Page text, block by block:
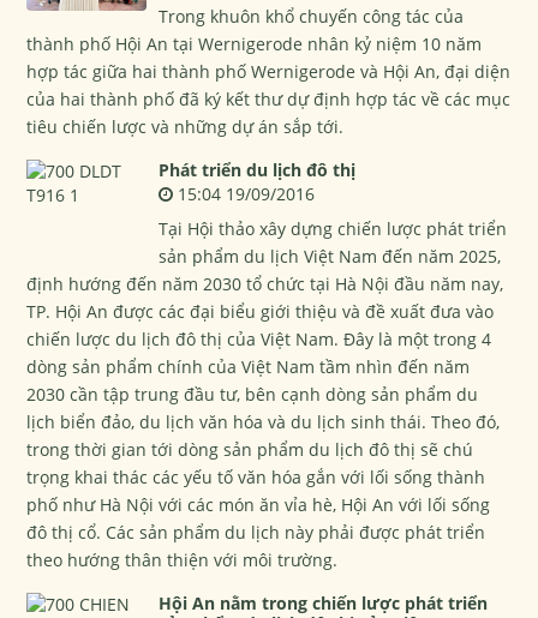
Trong khuôn khổ chuyến công tác của
thành phố Hội An tại Wernigerode nhân kỷ niệm 10 năm
hợp tác giữa hai thành phố Wernigerode và Hội An, đại diện
của hai thành phố đã ký kết thư dự định hợp tác về các mục
tiêu chiến lược và những dự án sắp tới.
Phát triển du lịch đô thị
15:04 19/09/2016
Tại Hội thảo xây dựng chiến lược phát triển
sản phẩm du lịch Việt Nam đến năm 2025,
định hướng đến năm 2030 tổ chức tại Hà Nội đầu năm nay,
TP. Hội An được các đại biểu giới thiệu và đề xuất đưa vào
chiến lược du lịch đô thị của Việt Nam. Đây là một trong 4
dòng sản phẩm chính của Việt Nam tầm nhìn đến năm
2030 cần tập trung đầu tư, bên cạnh dòng sản phẩm du
lịch biển đảo, du lịch văn hóa và du lịch sinh thái. Theo đó,
trong thời gian tới dòng sản phẩm du lịch đô thị sẽ chú
trọng khai thác các yếu tố văn hóa gắn với lối sống thành
phố như Hà Nội với các món ăn vỉa hè, Hội An với lối sống
đô thị cổ. Các sản phẩm du lịch này phải được phát triển
theo hướng thân thiện với môi trường.
Hội An nằm trong chiến lược phát triển